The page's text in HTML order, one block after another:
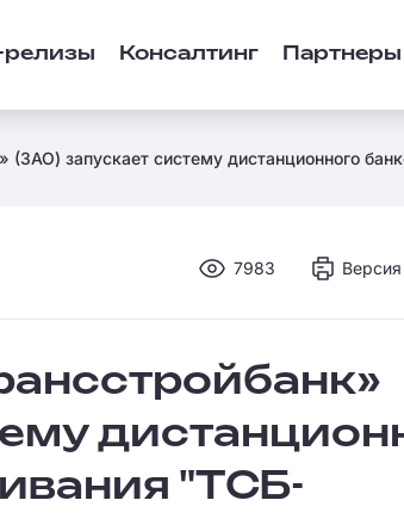
релизы Консалтинг Партнеры
(ЗАО) запускает систему дистанционного
7983
"ТСБ-